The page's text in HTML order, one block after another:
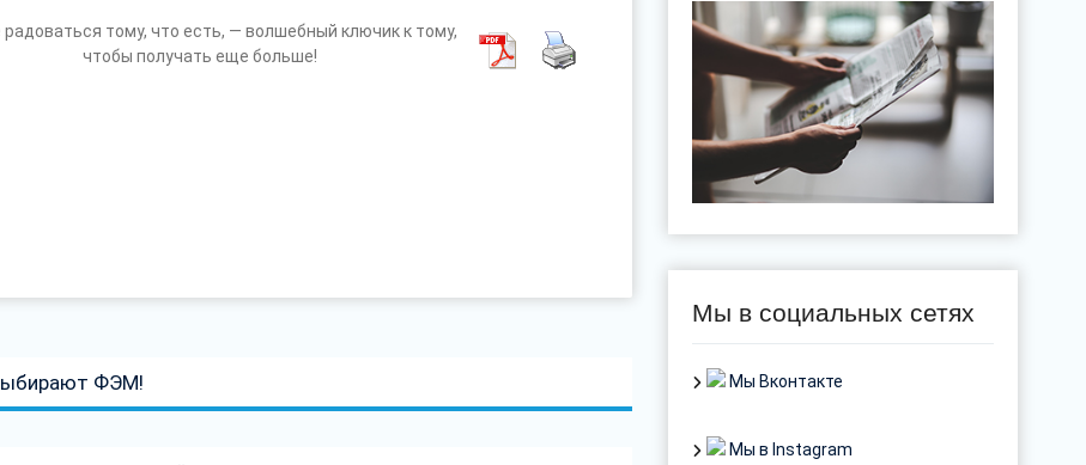
радоваться тому, что есть, — волшебный ключик к тому,
чтобы получать еще больше!
ФЭМ!
Мы в социальных сетях
Мы Вконтакте
Мы в Instagram